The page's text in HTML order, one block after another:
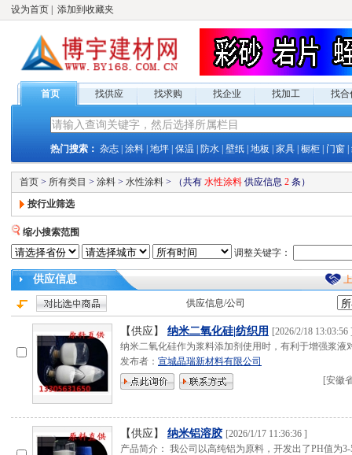
设为首页 添加到收藏夹
首页 找供应 找求购 找企业 找加工 找合
热门搜索： 杂志 涂料 地坪 保温 防水 壁纸 地板 家具 橱柜 门窗
首页 > 所有类目 > 涂料 > 水性涂料 > （共有 水性涂料 供应信息 2 条）
按行业筛选
缩小搜索范围
调整关键字：
供应信息
供应信息/公司
【供应】 纳米二氧化硅|纺织用 [2026/2/18 13:03:56
纳米二氧化硅作为浆料添加剂使用时，有利于增强浆液
发布者： 宣城晶瑞新材料有限公司
[安徽
【供应】 纳米铝溶胶 [2026/1/17 11:36:36 ]
产品简介： 我公司以高纯铝为原料，开发出了PH值为